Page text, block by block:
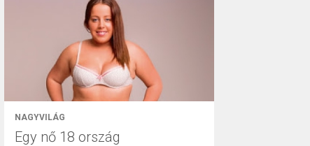
NAGYVILÁG
Egy nő 18 ország